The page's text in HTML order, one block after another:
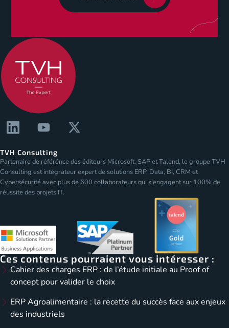
TVH Consulting
Partenaire de référénce des éditeurs Microsoft, SAP et Talend, le groupe TVH
Consulting est intégrateur expert de solutions ERP, Data, BI, CRM et
Cybersécurité avec plus de 600 collaborateurs qui s’engagent sur 100% de
réussite des projets IT.
Ces contenus pourraient vous intéresser :
Cahier des charges ERP : de l’étude initiale au Proof of
concept pour valider le choix
ERP Agroalimentaire : la recette du succès face aux enjeux
des industriels